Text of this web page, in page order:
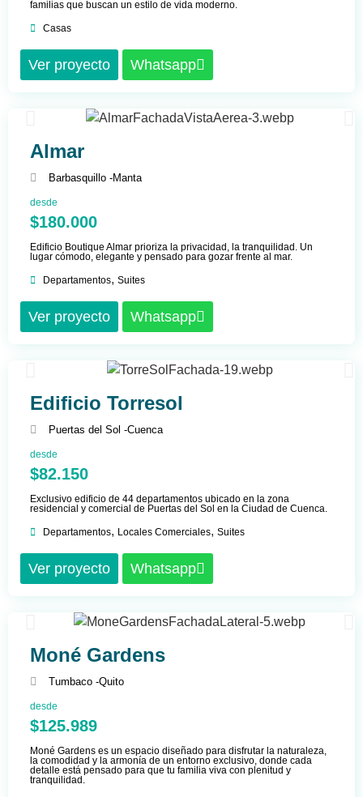
familias que buscan un estilo de vida moderno.
Casas
Ver proyecto Whatsapp
Almar
Barbasquillo -Manta
desde
$180.000
Edificio Boutique Almar prioriza la privacidad, la tranquilidad. Un
lugar cómodo, elegante y pensado para gozar frente al mar.
Departamentos, Suites
Ver proyecto Whatsapp
Edificio Torresol
Puertas del Sol -Cuenca
desde
$82.150
Exclusivo edificio de 44 departamentos ubicado en la zona
residencial y comercial de Puertas del Sol en la Ciudad de Cuenca.
Departamentos, Locales Comerciales, Suites
Ver proyecto Whatsapp
Moné Gardens
Tumbaco -Quito
desde
$125.989
Moné Gardens es un espacio diseñado para disfrutar la naturaleza,
la comodidad y la armonía de un entorno exclusivo, donde cada
detalle está pensado para que tu familia viva con plenitud y
tranquilidad.